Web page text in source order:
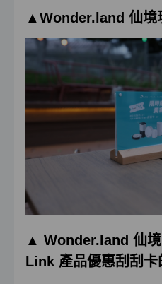
▲Wonder.land 仙境
▲ Wonder.land 仙
Link 產品優惠刮刮卡